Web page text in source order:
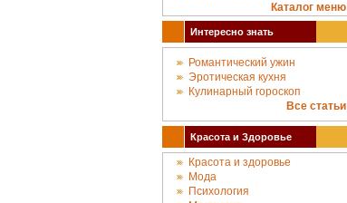
Каталог меню
Интересно знать
Романтический ужин
Эротическая кухня
Кулинарный гороскоп
Все статьи
Красота и Здоровье
Красота и здоровье
Мода
Психология